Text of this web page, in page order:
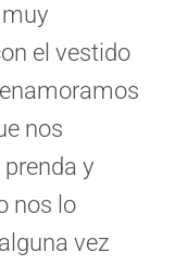
muy
el vestido
nos
y
nos lo
vez